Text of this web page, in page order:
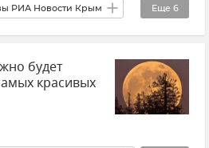
Еще 6
РИА Новости Крым
Луна
университет)
будет
красивых